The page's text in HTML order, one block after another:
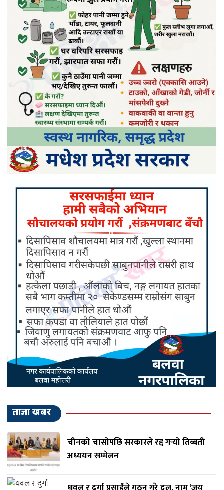
ताजा खबर
चीनको चासोपछि सरकारले रद्द गर्‍यो तिब्बती
अध्ययन सम्मेलन